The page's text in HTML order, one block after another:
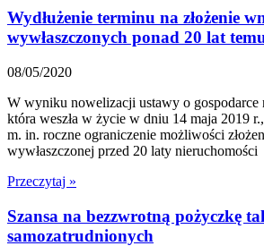
Wydłużenie terminu na złożenie
wywłaszczonych ponad 20 lat
08/05/2020
W wyniku nowelizacji ustawy o gospodarce
która weszła w życie w dniu 14 maja 2019
m. in. roczne ograniczenie możliwości
wywłaszczonej przed 20 laty nieruchomości
Przeczytaj »
Szansa na bezzwrotną pożyczkę
samozatrudnionych